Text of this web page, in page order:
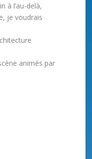
à l’au-delà,
je voudrais
animés par